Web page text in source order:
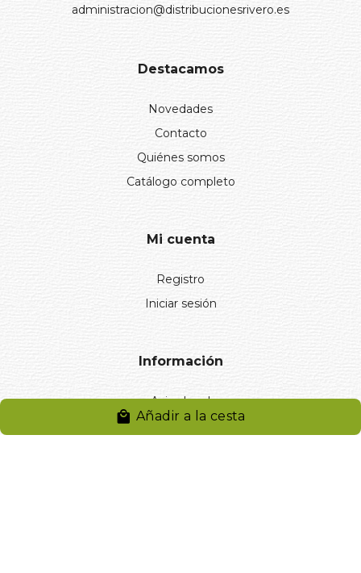
Añadir a la cesta
administracion@distribucionesrivero.es
Destacamos
Novedades
Contacto
Quiénes somos
Catálogo completo
Mi cuenta
Registro
Iniciar sesión
Información
Aviso legal
Política de privacidad